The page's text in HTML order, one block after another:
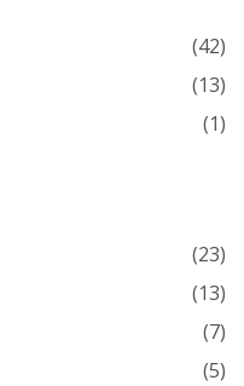
(42)
(13)
(1)
(23)
(13)
(7)
(5)